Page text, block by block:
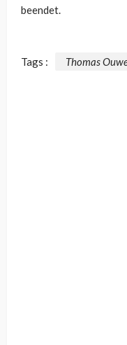
beendet.
Tags : Thomas